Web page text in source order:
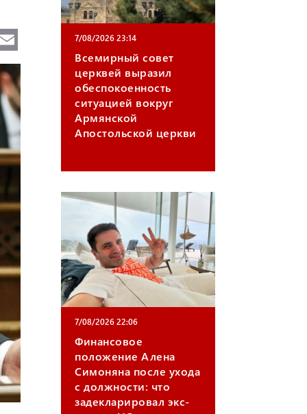
Te
m
m
ail
7/08/2026 23:14
Всемирный совет
церквей выразил
обеспокоенность
ситуацией вокруг
Армянской
Апостольской церкви
7/08/2026 22:06
Финансовое
положение Алена
Симоняна после ухода
с должности: что
задекларировал экс-